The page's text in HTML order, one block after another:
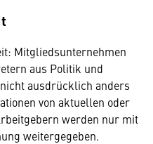
Mitgliedsunternehmen
aus Politik und
ausdrücklich anders
von aktuellen oder
werden nur mit
weitergegeben.